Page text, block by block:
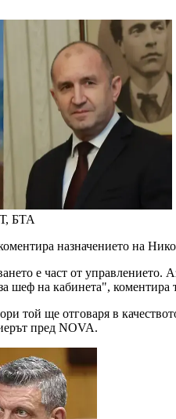
БТА
назначението на
е част от
шеф на кабинета", коментира
той ще отговаря в
пред NOVA.